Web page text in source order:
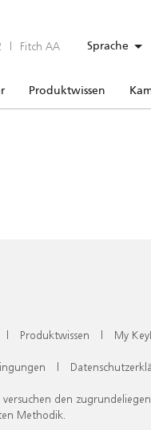
| Fitch AA Sprache
Produktwissen
| Produktwissen | My
|
den
Methodik.